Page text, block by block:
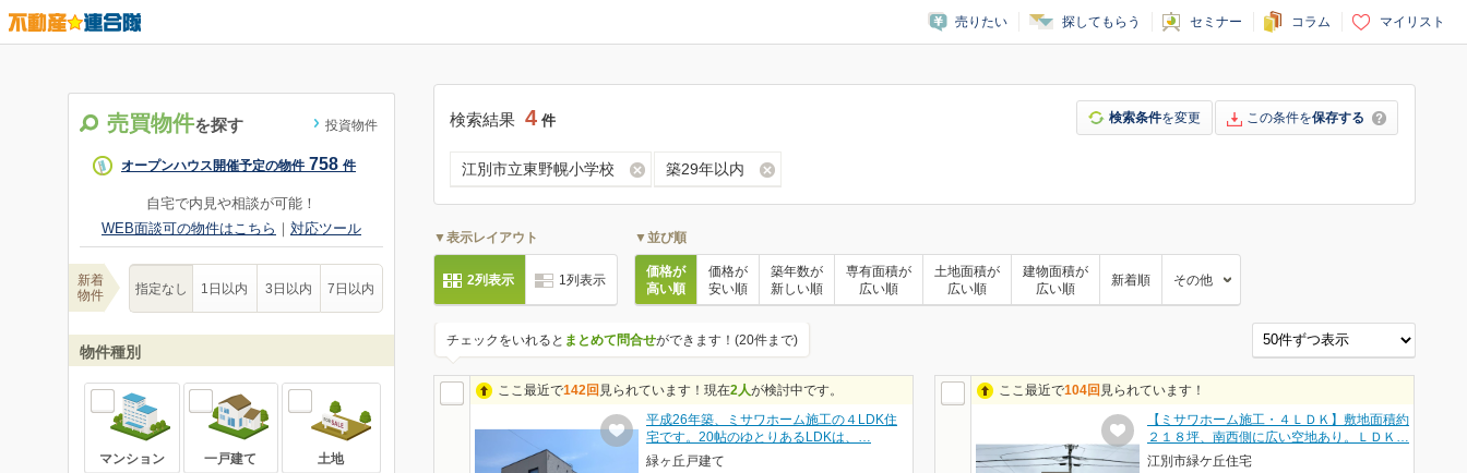
売りたい 探してもらう セミナー コラム マイリスト
売買物件を探す 投資物件
オープンハウス開催予定の物件 758 件
自宅で内見や相談が可能！
WEB面談可の物件はこちら ｜ 対応ツール
新着
物件
指定なし 1日以内 3日以内 7日以内
物件種別
マンション 一戸建て 土地
検索結果 4 件 検索条件を変更 この条件を保存する
江別市立東野幌小学校 築29年以内
▼表示レイアウト
2列表示 1列表示
▼並び順
価格が
高い順
価格が
安い順
築年数が
新しい順
専有面積が
広い順
土地面積が
広い順
建物面積が
広い順
新着順 その他
チェックをいれると まとめて問合せができます！(20件まで)
ここ最近で142回 見られています！現在2人が検討中です。
平成26年築、ミサワホーム施工の４LDK住
宅です。20帖のゆとりあるLDKは、…
緑ヶ丘戸建て
ここ最近で104回 見られています！
【ミサワホーム施工・４ＬＤＫ】敷地面積約
２１８坪、南西側に広い空地あり。ＬＤＫ…
江別市緑ケ丘住宅